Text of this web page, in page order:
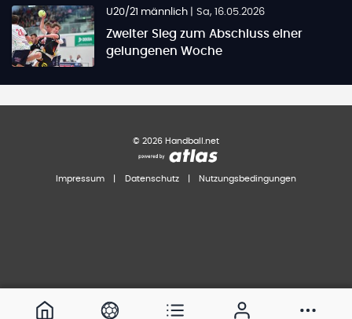
U20/21 männlich Sa, 16.05.2026
Zweiter Sieg zum Abschluss einer
gelungenen Woche
© 2026 Handball.net
Impressum Datenschutz Nutzungsbedingungen